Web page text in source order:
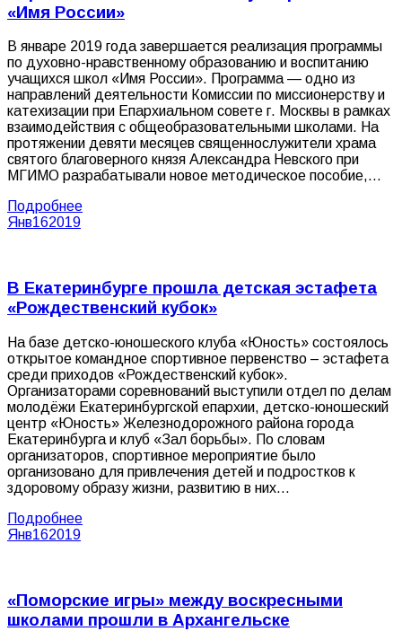
«Имя России»
В январе 2019 года завершается реализация программы
по духовно-нравственному образованию и воспитанию
учащихся школ «Имя России». Программа — одно из
направлений деятельности Комиссии по миссионерству и
катехизации при Епархиальном совете г. Москвы в рамках
взаимодействия с общеобразовательными школами. На
протяжении девяти месяцев священнослужители храма
святого благоверного князя Александра Невского при
МГИМО разрабатывали новое методическое пособие,…
Подробнее
Янв162019
В Екатеринбурге прошла детская эстафета
«Рождественский кубок»
На базе детско-юношеского клуба «Юность» состоялось
открытое командное спортивное первенство – эстафета
среди приходов «Рождественский кубок».
Организаторами соревнований выступили отдел по делам
молодёжи Екатеринбургской епархии, детско-юношеский
центр «Юность» Железнодорожного района города
Екатеринбурга и клуб «Зал борьбы». По словам
организаторов, спортивное мероприятие было
организовано для привлечения детей и подростков к
здоровому образу жизни, развитию в них…
Подробнее
Янв162019
«Поморские игры» между воскресными
школами прошли в Архангельске